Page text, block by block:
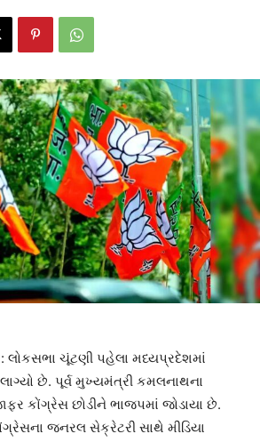
લોકસભા ચૂંટણી પહેલા મધ્યપ્રદેશમાં
છે. પૂર્વ મુખ્યમંત્રી કમલનાથના
કોંગ્રેસ છોડીને ભાજપમાં જોડાયા છે.
જનરલ સેક્રેટરી સાથે મીડિયા